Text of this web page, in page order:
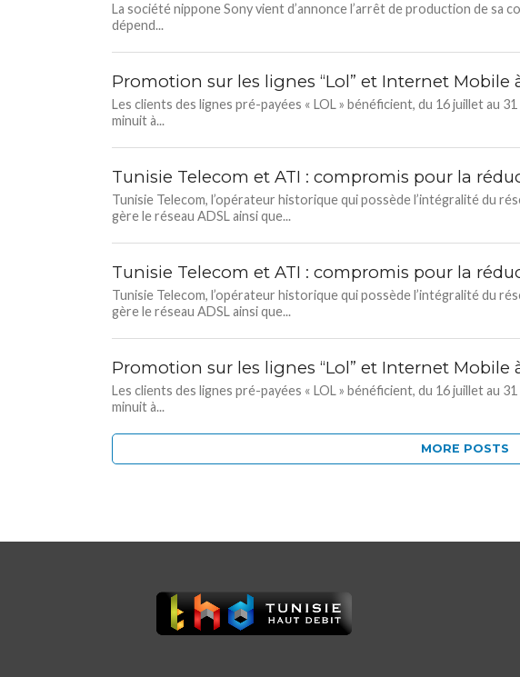
La société nippone Sony vient d’annonce l’arrêt de production de sa
dépend...
Promotion sur les lignes “Lol” et Internet Mobile
Les clients des lignes pré-payées « LOL » bénéficient, du 16 juillet au
minuit à...
Tunisie Telecom et ATI : compromis pour la
Tunisie Telecom, l’opérateur historique qui possède l’intégralité du
gère le réseau ADSL ainsi que...
Tunisie Telecom et ATI : compromis pour la
Tunisie Telecom, l’opérateur historique qui possède l’intégralité du
gère le réseau ADSL ainsi que...
Promotion sur les lignes “Lol” et Internet Mobile
Les clients des lignes pré-payées « LOL » bénéficient, du 16 juillet au
minuit à...
MORE POSTS